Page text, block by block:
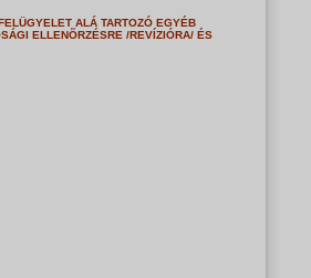
ALÁ TARTOZÓ EGYÉB
ELLENÕRZÉSRE /REVÍZIÓRA/ ÉS